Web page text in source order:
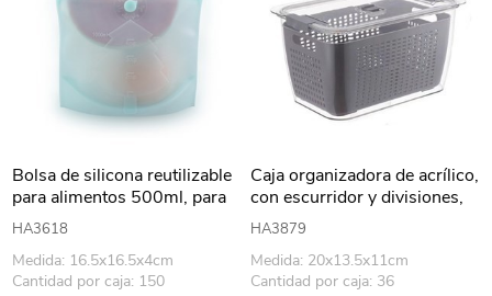
Bolsa de silicona reutilizable
para alimentos 500ml, para
freezer o micoroondas,
varios colores
HA3618
Medida: 16.5x16.5x4cm
Cantidad por caja: 150
Caja organizadora de acrílico,
con escurridor y divisiones,
en caja
HA3879
Medida: 20x13.5x11cm
Cantidad por caja: 36